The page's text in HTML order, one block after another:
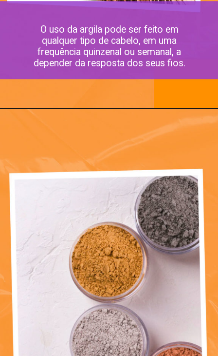
O uso da argila pode ser feito em
qualquer tipo de cabelo, em uma
frequência quinzenal ou semanal, a
depender da resposta dos seus fios.